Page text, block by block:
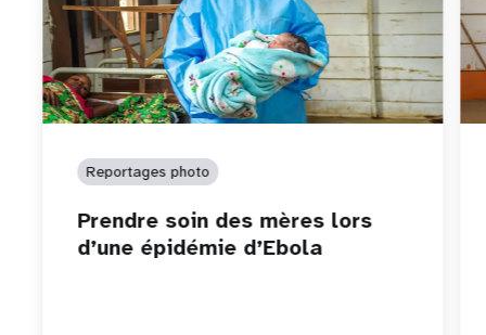
Reportages photo
Prendre soin des mères lors
d’une épidémie d’Ebola